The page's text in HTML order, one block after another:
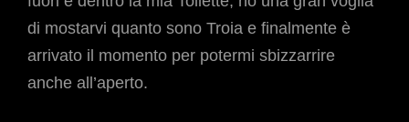
di mostarvi quanto sono Troia e finalmente è
arrivato il momento per potermi sbizzarrire
anche all’aperto.